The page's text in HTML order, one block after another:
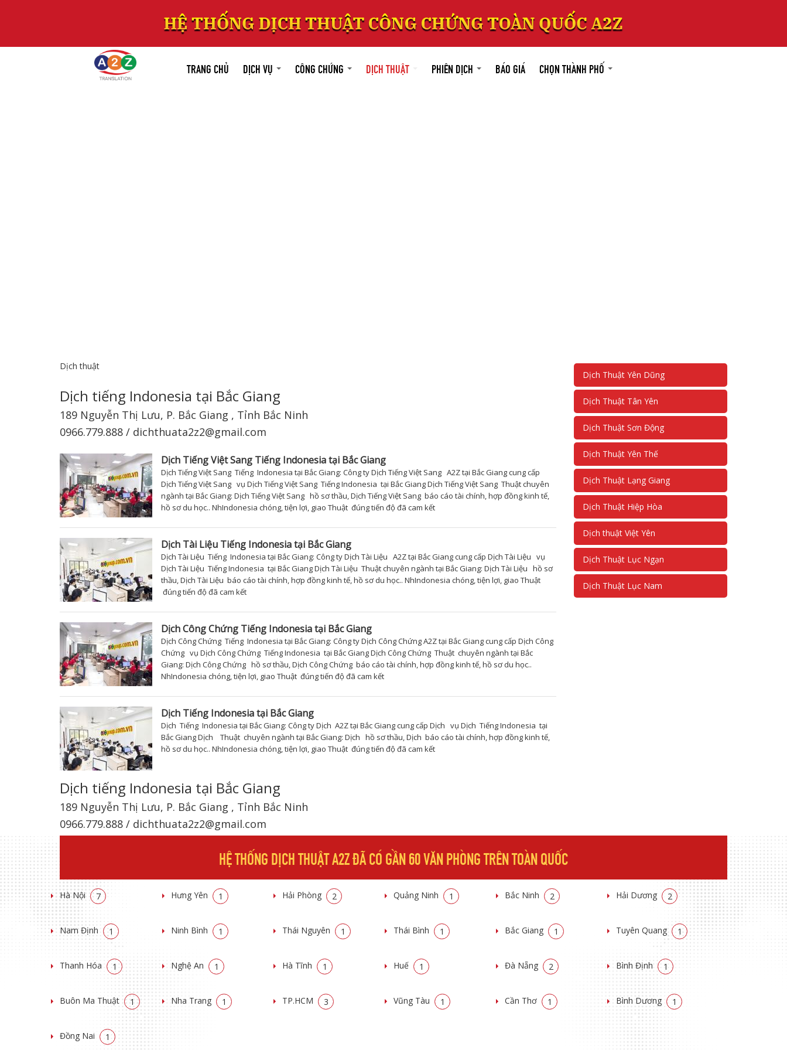
TRANG CHỦ DỊCH VỤ CÔNG CHỨNG DỊCH THUẬT PHIÊN DỊCH BÁO GIÁ CHỌN THÀNH PHỐ
Dịch thuật
Dịch tiếng Indonesia tại Bắc Giang
189 Nguyễn Thị Lưu, P. Bắc Giang , Tỉnh Bắc Ninh
0966.779.888 / dichthuata2z2@gmail.com
Dịch Tiếng Việt Sang Tiếng Indonesia tại Bắc Giang
Dịch Tiếng Việt Sang Tiếng Indonesia tại Bắc Giang: Công ty Dịch Tiếng Việt Sang A2Z tại Bắc Giang cung cấp
Dịch Tiếng Việt Sang vụ Dịch Tiếng Việt Sang Tiếng Indonesia tại Bắc Giang Dịch Tiếng Việt Sang Thuật chuyên
ngành tại Bắc Giang: Dịch Tiếng Việt Sang hồ sơ thầu, Dịch Tiếng Việt Sang báo cáo tài chính, hợp đồng kinh tế,
hồ sơ du học.. NhIndonesia chóng, tiện lợi, giao Thuật đúng tiến độ đã cam kết
Dịch Tài Liệu Tiếng Indonesia tại Bắc Giang
Dịch Tài Liệu Tiếng Indonesia tại Bắc Giang: Công ty Dịch Tài Liệu A2Z tại Bắc Giang cung cấp Dịch Tài Liệu vụ
Dịch Tài Liệu Tiếng Indonesia tại Bắc Giang Dịch Tài Liệu Thuật chuyên ngành tại Bắc Giang: Dịch Tài Liệu hồ sơ
thầu, Dịch Tài Liệu báo cáo tài chính, hợp đồng kinh tế, hồ sơ du học.. NhIndonesia chóng, tiện lợi, giao Thuật
đúng tiến độ đã cam kết
Dịch Công Chứng Tiếng Indonesia tại Bắc Giang
Dịch Công Chứng Tiếng Indonesia tại Bắc Giang: Công ty Dịch Công Chứng A2Z tại Bắc Giang cung cấp Dịch Công
Chứng vụ Dịch Công Chứng Tiếng Indonesia tại Bắc Giang Dịch Công Chứng Thuật chuyên ngành tại Bắc
Giang: Dịch Công Chứng hồ sơ thầu, Dịch Công Chứng báo cáo tài chính, hợp đồng kinh tế, hồ sơ du học..
NhIndonesia chóng, tiện lợi, giao Thuật đúng tiến độ đã cam kết
Dịch Tiếng Indonesia tại Bắc Giang
Dịch Tiếng Indonesia tại Bắc Giang: Công ty Dịch A2Z tại Bắc Giang cung cấp Dịch vụ Dịch Tiếng Indonesia tại
Bắc Giang Dịch Thuật chuyên ngành tại Bắc Giang: Dịch hồ sơ thầu, Dịch báo cáo tài chính, hợp đồng kinh tế,
hồ sơ du học.. NhIndonesia chóng, tiện lợi, giao Thuật đúng tiến độ đã cam kết
Dịch tiếng Indonesia tại Bắc Giang
189 Nguyễn Thị Lưu, P. Bắc Giang , Tỉnh Bắc Ninh
0966.779.888 / dichthuata2z2@gmail.com
Dịch Thuật Yên Dũng
Dịch Thuật Tân Yên
Dịch Thuật Sơn Động
Dịch Thuật Yên Thế
Dịch Thuật Lạng Giang
Dịch Thuật Hiệp Hòa
Dịch thuật Việt Yên
Dịch Thuật Lục Ngạn
Dịch Thuật Lục Nam
HỆ THỐNG DỊCH THUẬT A2Z ĐÃ CÓ GẦN 60 VĂN PHÒNG TRÊN TOÀN QUỐC
Hà Nội 7 Hưng Yên 1 Hải Phòng 2 Quảng Ninh 1 Bắc Ninh 2 Hải Dương 2
Nam Định 1 Ninh Bình 1 Thái Nguyên 1 Thái Bình 1 Bắc Giang 1 Tuyên Quang 1
Thanh Hóa 1 Nghệ An 1 Hà Tĩnh 1 Huế 1 Đà Nẵng 2 Bình Định 1
Buôn Ma Thuật 1 Nha Trang 1 TP.HCM 3 Vũng Tàu 1 Cần Thơ 1 Bình Dương 1
Đồng Nai 1